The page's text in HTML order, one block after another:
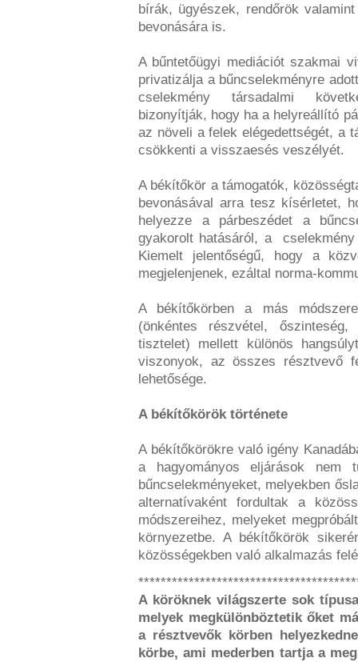
bírák, ügyészek, rendőrök
bevonására is.
A bűntetőügyi mediációt szakmai
privatizálja a bűncselekményre
cselekmény társadalmi
bizonyítják, hogy ha a helyreállító
az növeli a felek elégedettségét, a
csökkenti a visszaesés veszélyét.
A békítőkör a támogatók,
bevonásával arra tesz kísérletet,
helyezze a párbeszédet a
gyakorolt hatásáról, a
Kiemelt jelentőségű, hogy a
megjelenjenek, ezáltal norma-
A békítőkörben a más
(önkéntes részvétel,
tisztelet) mellett különös
viszonyok, az összes résztvevő
lehetősége.
A békítőkörök története
A békítőkörökre való igény
a hagyományos eljárások nem
bűncselekményeket, melyekben
alternatívaként fordultak a
módszereihez, melyeket
környezetbe. A békítőkörök
közösségekben való alkalmazás
A köröknek világszerte sok
melyek megkülönböztetik őket
a résztvevők körben
körbe, ami mederben tartja a